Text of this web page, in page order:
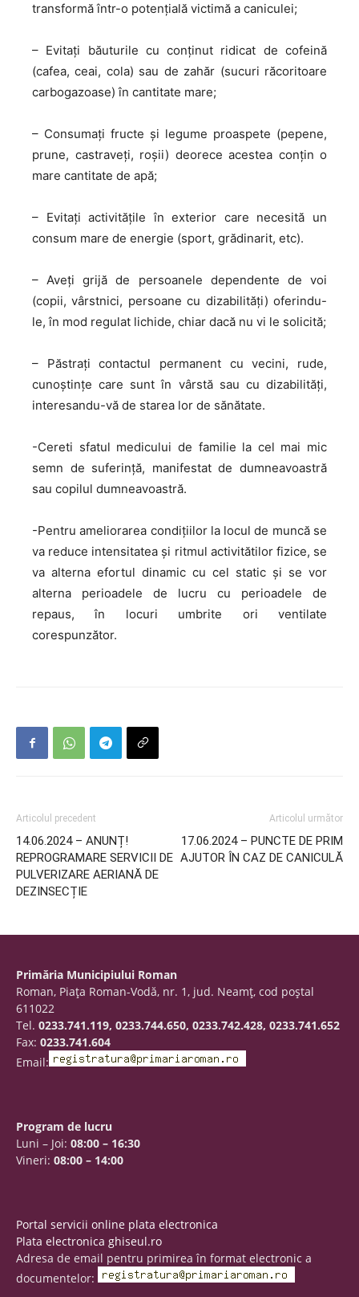
transformă într-o potențială victimă a caniculei;
– Evitaţi băuturile cu conţinut ridicat de cofeină
(cafea, ceai, cola) sau de zahăr (sucuri răcoritoare
carbogazoase) în cantitate mare;
– Consumaţi fructe și legume proaspete (pepene,
prune, castraveţi, roşii) deorece acestea conţin o
mare cantitate de apă;
– Evitaţi activităţile în exterior care necesită un
consum mare de energie (sport, grădinarit, etc).
– Aveţi grijă de persoanele dependente de voi
(copii, vârstnici, persoane cu dizabilităţi) oferindu-
le, în mod regulat lichide, chiar dacă nu vi le solicită;
– Păstraţi contactul permanent cu vecini, rude,
cunoştinţe care sunt în vârstă sau cu dizabilităţi,
interesandu-vă de starea lor de sănătate.
-Cereti sfatul medicului de familie la cel mai mic
semn de suferință, manifestat de dumneavoastră
sau copilul dumneavoastră.
-Pentru ameliorarea condițiilor la locul de muncă se
va reduce intensitatea și ritmul activitătilor fizice, se
va alterna efortul dinamic cu cel static și se vor
alterna perioadele de lucru cu perioadele de
repaus, în locuri umbrite ori ventilate
corespunzător.
Articolul precedent
14.06.2024 – ANUNȚ!
REPROGRAMARE SERVICII DE
PULVERIZARE AERIANĂ DE
DEZINSECȚIE
Articolul următor
17.06.2024 – PUNCTE DE PRIM
AJUTOR ÎN CAZ DE CANICULĂ
Primăria Municipiului Roman
Roman, Piaţa Roman-Vodă, nr. 1, jud. Neamţ, cod poştal
611022
Tel. 0233.741.119, 0233.744.650, 0233.742.428, 0233.741.652
Fax: 0233.741.604
Email:
Program de lucru
Luni – Joi: 08:00 – 16:30
Vineri: 08:00 – 14:00
Portal servicii online plata electronica
Plata electronica ghiseul.ro
Adresa de email pentru primirea în format electronic a
documentelor: